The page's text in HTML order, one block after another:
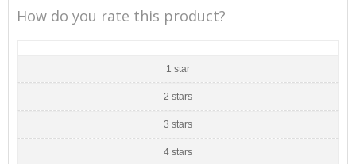
How do you rate this product?
1 star
2 stars
3 stars
4 stars